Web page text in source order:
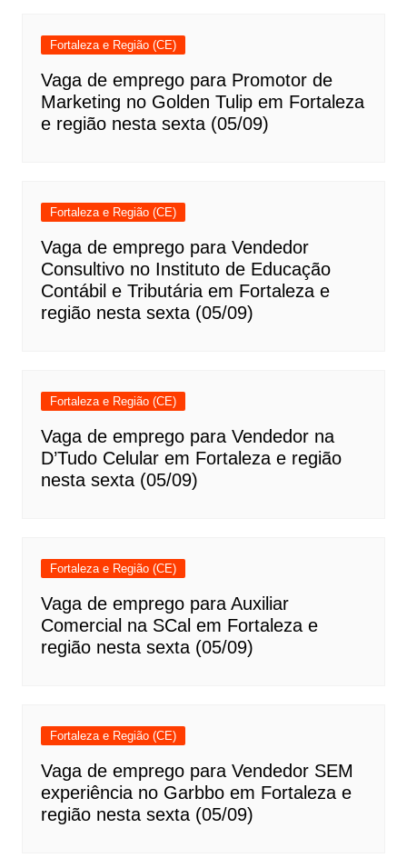
Fortaleza e Região (CE)
Vaga de emprego para Promotor de
Marketing no Golden Tulip em Fortaleza
e região nesta sexta (05/09)
Fortaleza e Região (CE)
Vaga de emprego para Vendedor
Consultivo no Instituto de Educação
Contábil e Tributária em Fortaleza e
região nesta sexta (05/09)
Fortaleza e Região (CE)
Vaga de emprego para Vendedor na
D’Tudo Celular em Fortaleza e região
nesta sexta (05/09)
Fortaleza e Região (CE)
Vaga de emprego para Auxiliar
Comercial na SCal em Fortaleza e
região nesta sexta (05/09)
Fortaleza e Região (CE)
Vaga de emprego para Vendedor SEM
experiência no Garbbo em Fortaleza e
região nesta sexta (05/09)